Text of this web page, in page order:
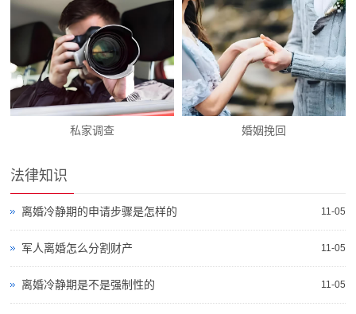
私家调查 婚姻挽回
法律知识
11-05
离婚冷静期的申请步骤是怎样的
11-05
军人离婚怎么分割财产
11-05
离婚冷静期是不是强制性的